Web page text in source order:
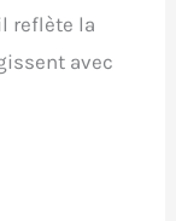
reflète la
avec